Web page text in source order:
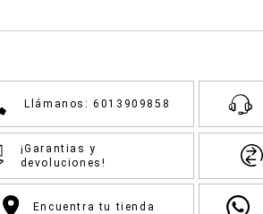
Llámanos: 6013909858
¡Garantias y
devoluciones!
Encuentra tu tienda